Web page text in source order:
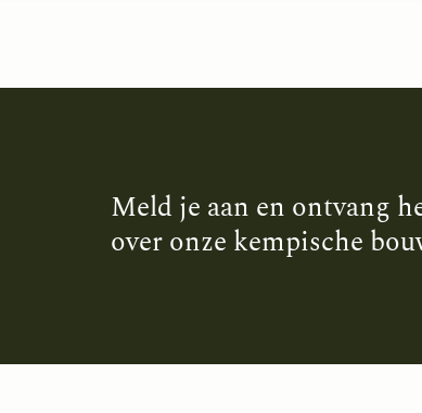
Meld je aan en ontvang
over onze kempische